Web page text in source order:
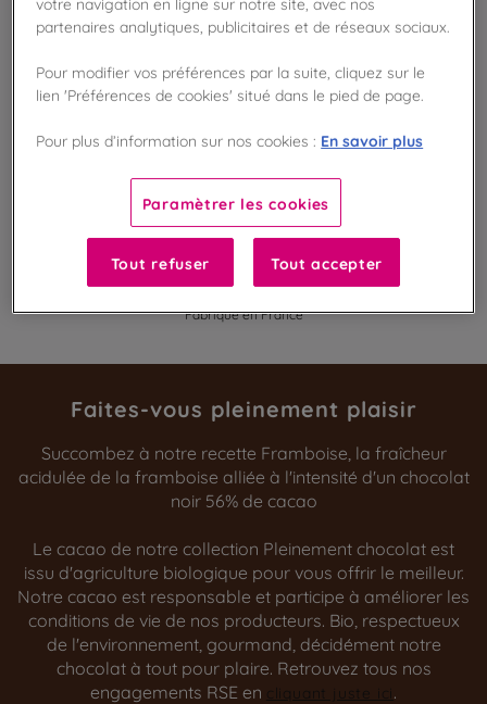
Frais de port offert
Gagnez 5 points de fidélité !
Liste des ingrédients et allergènes
100%
Fabriqué en France
Faites-vous pleinement plaisir
Succombez à notre recette Framboise, la fraîcheur
acidulée de la framboise alliée à l'intensité d'un chocolat
noir 56% de cacao
Le cacao de notre collection Pleinement chocolat est
issu d'agriculture biologique pour vous offrir le meilleur.
Notre cacao est responsable et participe à améliorer les
conditions de vie de nos producteurs. Bio, respectueux
de l'environnement, gourmand, décidément notre
chocolat à tout pour plaire. Retrouvez tous nos
engagements RSE en
cliquant juste ici.
partenaires analytiques, publicitaires et de réseaux sociaux.
Pour modifier vos préférences par la suite, cliquez sur le
lien 'Préférences de cookies' situé dans le pied de page.
Pour plus d’information sur nos cookies : En savoir plus
Paramètrer les cookies
Tout refuser Tout accepter